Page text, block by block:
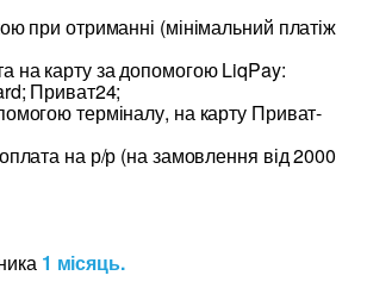
при отриманні (мінімальний платіж
на карту за допомогою LiqPay:
Приват24;
терміналу, на карту Приват-
на р/р (на замовлення від 2000
1 місяць.